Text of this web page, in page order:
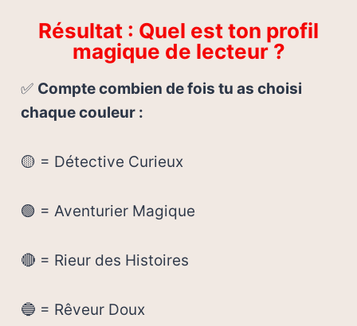
Résultat : Quel est ton profil
magique de lecteur ?
✅ Compte combien de fois tu as choisi
chaque couleur :
🟡 = Détective Curieux
🟢 = Aventurier Magique
🔴 = Rieur des Histoires
🔵 = Rêveur Doux